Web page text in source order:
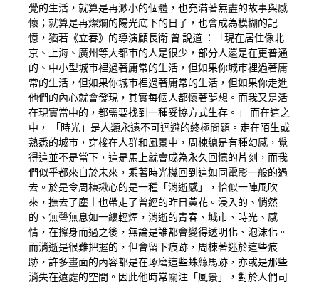
覺的生活，就算是再渺小的個體，也充滿著無盡的故事與感
懷；就算是再燦爛的陽光底下的日子，也會成為模糊的記
憶，猶若《立春》的導演顧長衛 曾 說道 ：「現在居住像北
京、上海、廣州等大都市的人是很少，部分人還是在更普通
的、中小型城市裡過著庸常的生活，但如果你城市裡過著庸
常的生活，但如果你城市裡過著庸常的生活，但如果你走進
他們的內心就會發現，其實每個人都懷著夢想。而我又是活
在現實當中的，都需要找到一種妥協方式生存。」 而在這之
中， 「時光」是人類永遠不可迴避的終極問題。走在陌生或
熟悉的城市，穿梭在人群和風景中，周棟總是有種幻感，覺
得這並不是當下，這是馬上就會成為永久回憶的片刻，而我
們似乎都來自於未來，乘著時光機回到這如同電影一般的過
去。於是令周棟揪心的是一種「消逝感」，恰似一陣風吹
來，撫去了塵土也帶走了曾經的昨日黃花。浸入的、悄然
的、無聲無息如一縷輕煙，消逝的青春、城市、時光、感
情，在擦身而過之後，無論是誰都會變得透明化、泡沫化。
而消逝是很難把握的，但會留下痕跡，周棟著迷於這些痕
跡，許多畫面的內容都是在琢磨這些蛛絲馬跡，亦或是那些
消失在遠處的空間。因此他時常關注「風景」，對於人們司